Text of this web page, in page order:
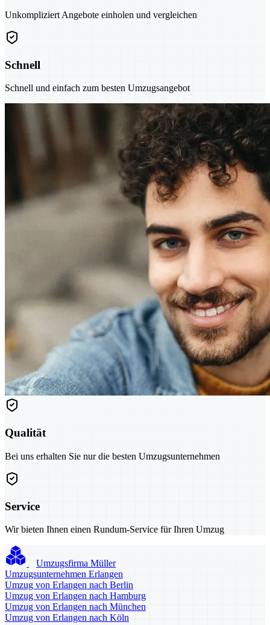
Unkompliziert Angebote einholen und vergleichen
Schnell
Schnell und einfach zum besten Umzugsangebot
Qualität
Bei uns erhalten Sie nur die besten Umzugsunternehmen
Service
Wir bieten Ihnen einen Rundum-Service für Ihren Umzug
Umzugsfirma Müller
Umzugsunternehmen Erlangen
Umzug von Erlangen nach Berlin
Umzug von Erlangen nach Hamburg
Umzug von Erlangen nach München
Umzug von Erlangen nach Köln